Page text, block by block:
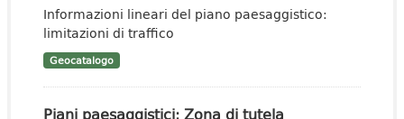
Informazioni lineari del piano paesaggistico:
limitazioni di traffico
Geocatalogo
Piani paesaggistici: Zona di tutela